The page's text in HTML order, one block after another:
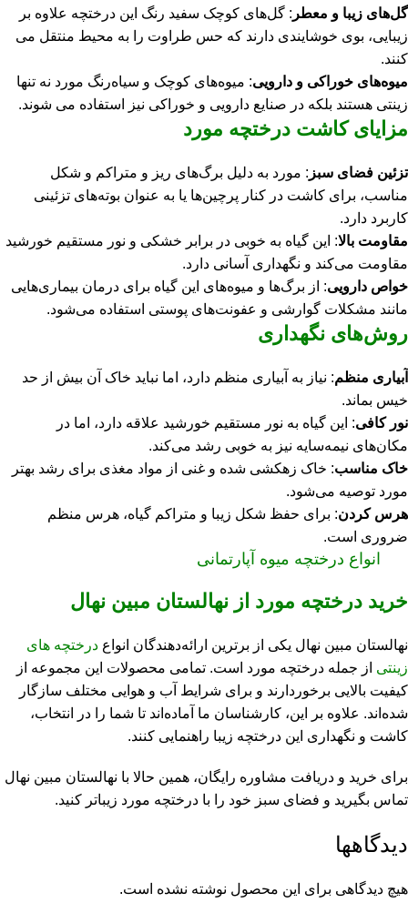
گل‌های زیبا و معطر : گل‌های کوچک سفید رنگ این درختچه علاوه بر
زیبایی، بوی خوشایندی دارند که حس طراوت را به محیط منتقل می‌
کنند.
میوه‌های خوراکی و دارویی: میوه‌های کوچک و سیاه‌رنگ مورد نه تنها
زینتی هستند بلکه در صنایع دارویی و خوراکی نیز استفاده می‌ شوند.
مزایای کاشت درختچه مورد
تزئین فضای سبز : مورد به دلیل برگ‌های ریز و متراکم و شکل
مناسب، برای کاشت در کنار پرچین‌ها یا به عنوان بوته‌های تزئینی
کاربرد دارد.
مقاومت بالا: این گیاه به خوبی در برابر خشکی و نور مستقیم خورشید
مقاومت می‌کند و نگهداری آسانی دارد.
خواص دارویی: از برگ‌ها و میوه‌های این گیاه برای درمان بیماری‌هایی
مانند مشکلات گوارشی و عفونت‌های پوستی استفاده می‌شود.
روش‌های نگهداری
آبیاری منظم: نیاز به آبیاری منظم دارد، اما نباید خاک آن بیش از حد
خیس بماند.
نور کافی: این گیاه به نور مستقیم خورشید علاقه دارد، اما در
مکان‌های نیمه‌سایه نیز به خوبی رشد می‌کند.
خاک مناسب: خاک زهکشی شده و غنی از مواد مغذی برای رشد بهتر
مورد توصیه می‌شود.
هرس کردن: برای حفظ شکل زیبا و متراکم گیاه، هرس منظم
ضروری است.
انواع درختچه میوه آپارتمانی
خرید درختچه مورد از نهالستان مبین نهال
نهالستان مبین نهال یکی از برترین ارائه‌دهندگان انواع درختچه‌ های
زینتی از جمله درختچه مورد است. تمامی محصولات این مجموعه از
کیفیت بالایی برخوردارند و برای شرایط آب و هوایی مختلف سازگار
شده‌اند. علاوه بر این، کارشناسان ما آماده‌اند تا شما را در انتخاب،
کاشت و نگهداری این درختچه زیبا راهنمایی کنند.
برای خرید و دریافت مشاوره رایگان، همین حالا با نهالستان مبین نهال
تماس بگیرید و فضای سبز خود را با درختچه مورد زیباتر کنید.
دیدگاهها
هیچ دیدگاهی برای این محصول نوشته نشده است.